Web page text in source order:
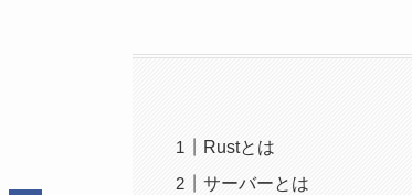
Rustとは
サーバーとは